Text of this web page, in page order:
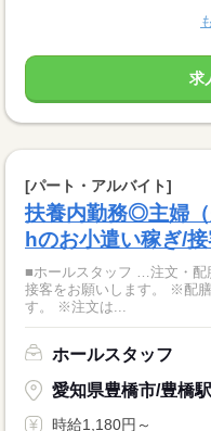
求
[パート・アルバイト]
扶養内勤務◎主婦
hのお小遣い稼ぎ/
■ホールスタッフ …注文・
接客をお願いします。 ※配膳はワゴンを使用するため 楽に運べま
す。 ※注文は...
ホールスタッフ
愛知県豊橋市/豊橋
時給1,180円～